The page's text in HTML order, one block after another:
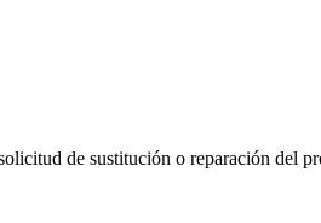
de sustitución o reparación del